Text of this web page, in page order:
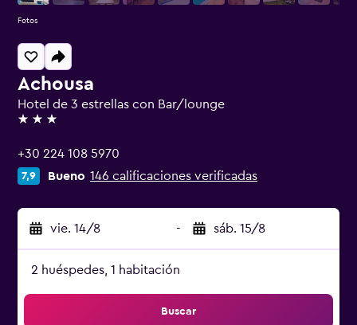
Achousa
Hotel de 3 estrellas con Bar/lounge
3 estrellas
+30 224 108 5970
7,9 Bueno 146 calificaciones verificadas
vie. 14/8 - sáb. 15/8
2 huéspedes, 1 habitación
Buscar
Fotos